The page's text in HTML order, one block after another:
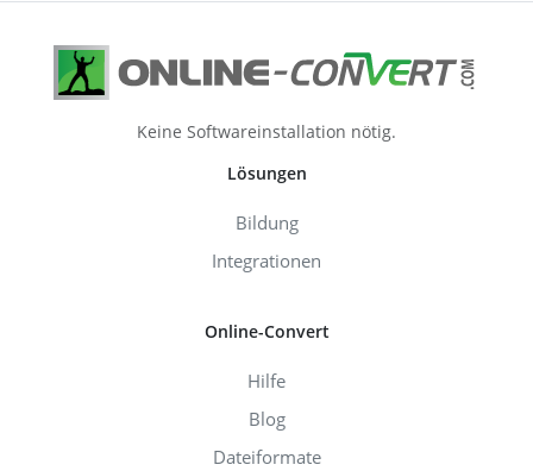
Keine Softwareinstallation nötig.
Lösungen
Bildung
Integrationen
Online-Convert
Hilfe
Blog
Dateiformate